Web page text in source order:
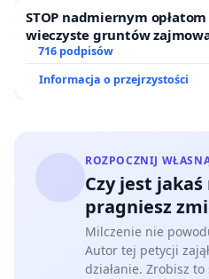
STOP nadmiernym
wieczyste gruntów
ogrody działkowe.
716 podpisów
Informacja o przejrzystości
ROZPOCZNIJ
Czy jest
pragniesz
Milczenie nie
Autor tej petycji
działanie. Zrobisz to